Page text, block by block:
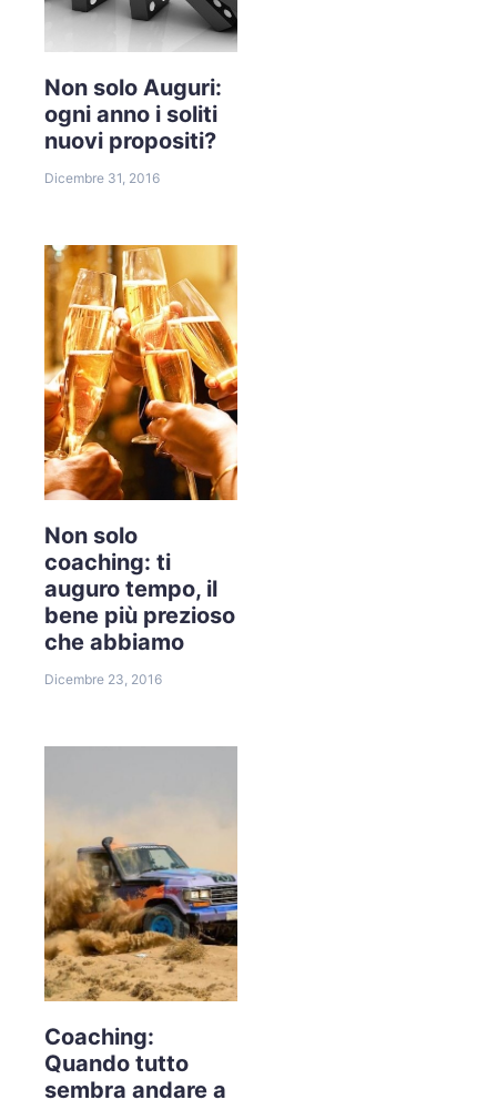
Non solo Auguri:
ogni anno i soliti
nuovi propositi?
Dicembre 31, 2016
Non solo
coaching: ti
auguro tempo, il
bene più prezioso
che abbiamo
Dicembre 23, 2016
Coaching:
Quando tutto
sembra andare a